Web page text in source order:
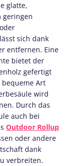
glatte,
geringen
sich dank
entfernen. Eine
bietet der
gefertigt
Art
wird
Durch das
auch bei
Outdoor Rollup
oder andere
dank
verbreiten.